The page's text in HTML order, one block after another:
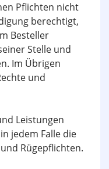
Pflichten nicht
berechtigt,
Besteller
Stelle und
Im Übrigen
und
Leistungen
jedem Falle die
Rügepflichten.